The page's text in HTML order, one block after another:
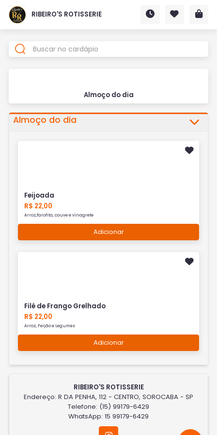
RIBEIRO'S ROTISSERIE
Almoço do dia
Almoço do dia
Feijoada
R$ 22,00
Arroz,farofita, couve e vinagrete
Adicionar
Filé de Frango Grelhado
R$ 22,00
Arroz, Feijão e Legumes
Adicionar
RIBEIRO'S ROTISSERIE
Endereço: R DA PENHA, 112 - CENTRO, SOROCABA - SP
Telefone: (15) 99179-6429
WhatsApp: 15 99179-6429